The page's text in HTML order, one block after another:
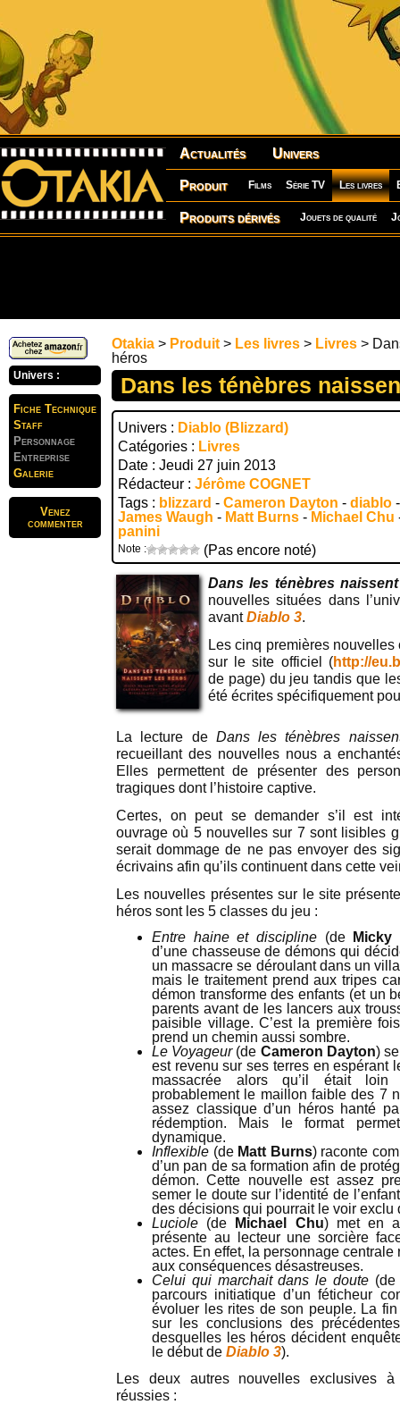
Actualités Univers
Produit Films Série TV Les livres
Produits dérivés Jouets de qualité
Univers :
Fiche Technique
Staff
Personnage
Entreprise
Galerie
Venez
commenter
Otakia > Produit > Les livres > Livres >
héros
Dans les ténèbres
Univers : Diablo (Blizzard)
Catégories : Livres
Date : Jeudi 27 juin 2013
Rédacteur : Jérôme COGNET
Tags : blizzard - Cameron Dayton - diablo
James Waugh - Matt Burns - Michael Chu
panini
Note : (Pas encore noté)
Dans les ténèbres
nouvelles situées dans
avantDiablo 3.
Les cinq premières
sur le site officiel (http://
de page) du jeu tandis que
été écrites spécifiquement
La lecture de Dans les ténèbres
recueillant des nouvelles nous a
Elles permettent de présenter des
tragiques dont l’histoire captive.
Certes, on peut se demander s’il est
ouvrage où 5 nouvelles sur 7 sont lisibles
serait dommage de ne pas envoyer des
écrivains afin qu’ils continuent dans cette
Les nouvelles présentes sur le site
héros sont les 5 classes du jeu :
Entre haine et discipline (de
Micky
d’une chasseuse de démons qui
un massacre se déroulant dans un
mais le traitement prend aux tripes
démon transforme des enfants (et un
parents avant de les lancers aux
paisible village. C’est la première
prend un chemin aussi sombre.
Le Voyageur(de Cameron Dayton)
est revenu sur ses terres en espérant
massacrée alors qu’il était loin
probablement le maillon faible des 7
assez classique d’un héros hanté
rédemption. Mais le format
dynamique.
Inflexible (de Matt Burns) raconte
d’un pan de sa formation afin de
démon. Cette nouvelle est assez
semer le doute sur l’identité de
des décisions qui pourrait le voir exclu
Luciole (de Michael Chu) met en
présente au lecteur une sorcière
actes. En effet, la personnage
aux conséquences désastreuses.
Celui qui marchait dans le doute
parcours initiatique d’un féticheur
évoluer les rites de son peuple. La
sur les conclusions des
desquelles les héros décident
le début de Diablo 3).
Les deux autres nouvelles exclusives
réussies :